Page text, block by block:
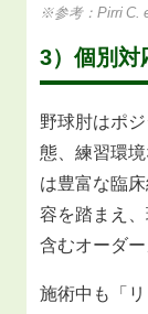
※参考：Pirri C.
3）個別対
野球肘はポ
態、練習環
は豊富な臨
容を踏まえ
含むオーダー
施術中も「